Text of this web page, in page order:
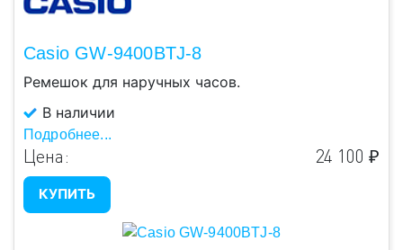
Casio GW-9400BTJ-8
Ремешок для наручных часов.
В наличии
Подробнее...
Цена: 24 100 ₽
КУПИТЬ